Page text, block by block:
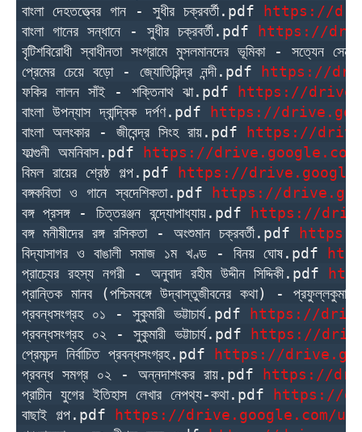
বাংলা দেহতত্ত্বের গান - সুধীর চক্রবর্তী.pdf
https://
বাংলা গানের সন্ধানে - সুধীর চক্রবর্তী.pdf
https://
বৃটিশবিরোধী স্বাধীনতা সংগ্রামে মুসলমানদের ভূমিকা - সত্যেন
প্রেমের চেয়ে বড়ো - জ্যোতিরিন্দ্র নন্দী.pdf
https://
ফকির লালন সাঁই - শক্তিনাথ ঝা.pdf
https://
বাংলা উপন্যাস দ্বান্দ্বিক দর্পণ.pdf
https://
বাংলা অলংকার - জীবেন্দ্র সিংহ রায়.pdf
https://
ফাল্গুনী অমনিবাস.pdf
https://drive.google.com/
বিমল রায়ের শ্রেষ্ঠ গল্প.pdf
https://
বঙ্গকবিতা ও গানে স্বদেশিকতা.pdf
https://
বঙ্গ প্রসঙ্গ - চিত্তরঞ্জন বন্দ্যোপাধ্যায়.pdf
https://
বঙ্গ মনীষীদের রঙ্গ রসিকতা - অংশুমান চক্রবর্তী.pdf
https://
বিদ্যাসাগর ও বাঙালী সমাজ ১ম খণ্ড - বিনয় ঘোষ.pdf
প্রাচ্যের রহস্য নগরী - অনুবাদ রহীম উদ্দীন সিদ্দিকী.pdf
প্রান্তিক মানব (পশ্চিমবঙ্গে উদ্বাস্তুজীবনের কথা) -
প্রবন্ধসংগ্রহ ০১ - সুকুমারী ভট্টাচার্য.pdf
https://
প্রবন্ধসংগ্রহ ০২ - সুকুমারী ভট্টাচার্য.pdf
https://
প্রেমচন্দ নির্বাচিত প্রবন্ধসংগ্রহ.pdf
https://
প্রবন্ধ সমগ্র ০২ - অন্নদাশংকর রায়.pdf
https://
প্রাচীন যুগের ইতিহাস লেখার নেপথ্য-কথা.pdf
https://
বাছাই গল্প.pdf
https://drive.google.com/